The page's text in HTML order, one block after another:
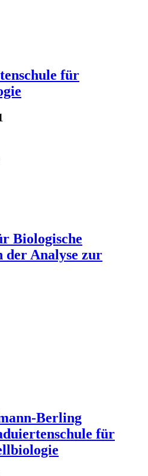
für
Biologische
der Analyse zur
Berling
für